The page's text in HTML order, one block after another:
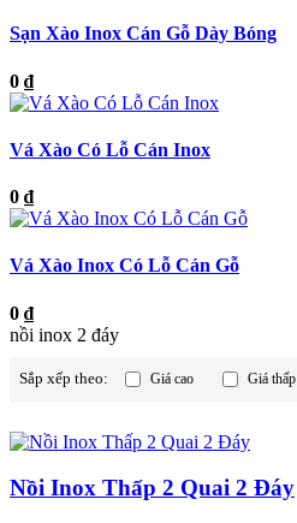
Sạn Xào Inox Cán Gỗ Dày Bóng
0 ₫
Vá Xào Có Lỗ Cán Inox
0 ₫
Vá Xào Inox Có Lỗ Cán Gỗ
0 ₫
nồi inox 2 đáy
Sắp xếp theo: Giá cao Giá thấp
Nồi Inox Thấp 2 Quai 2 Đáy